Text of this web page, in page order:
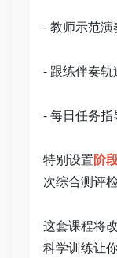
- 教师示范演
- 跟练伴奏轨
- 每日任务指
特别设置阶
次综合测评
这套课程将
科学训练让